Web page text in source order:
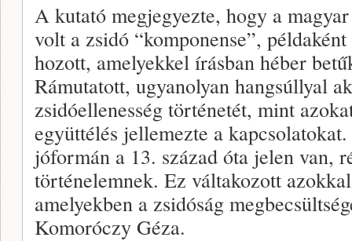
A kutató megjegyezte, hogy a
volt a zsidó “komponense”,
hozott, amelyekkel írásban héber
Rámutatott, ugyanolyan hangsúllyal
zsidóellenesség történetét, mint
együttélés jellemezte a
jóformán a 13. század óta jelen van,
történelemnek. Ez váltakozott
amelyekben a zsidóság
Komoróczy Géza.